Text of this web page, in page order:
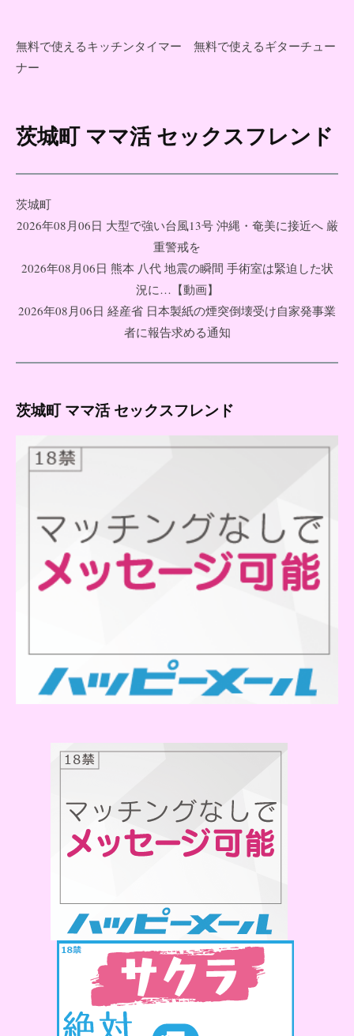
無料で使えるキッチンタイマー
無料で使えるギターチュー
ナー
コ
テ
ン
茨城町 ママ活 セックスフレンド
茨城町
2026年08月06日 大型で強い台風13号 沖縄・奄美に接近へ 厳
重警戒を
2026年08月06日 熊本 八代 地震の瞬間 手術室は緊迫した状
況に…【動画】
2026年08月06日 経産省 日本製紙の煙突倒壊受け自家発事業
者に報告求める通知
茨城町 ママ活 セックスフレンド